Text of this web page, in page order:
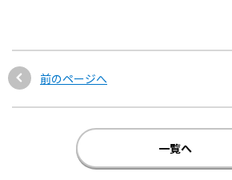
前のページへ
一覧へ